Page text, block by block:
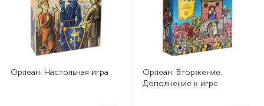
Орлеан. Настольная игра
Орлеан: Вторжение.
Дополнение к игре